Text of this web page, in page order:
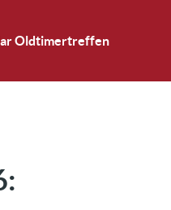
Oldtimertreffen